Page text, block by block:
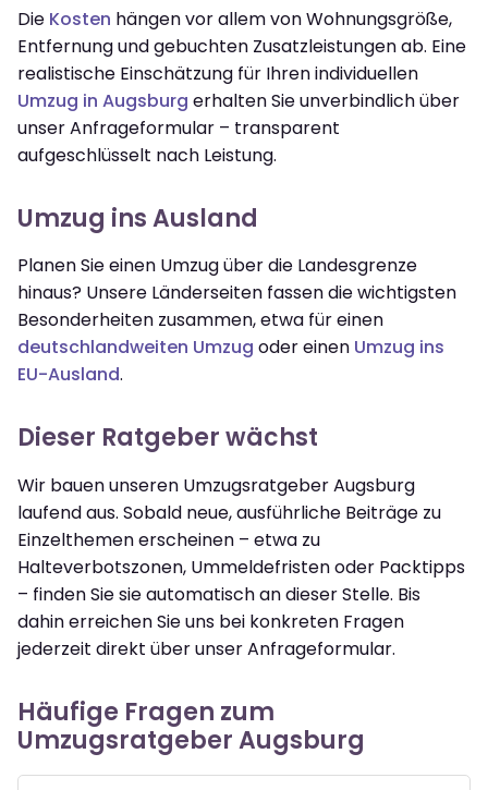
Die Kosten hängen vor allem von Wohnungsgröße,
Entfernung und gebuchten Zusatzleistungen ab. Eine
realistische Einschätzung für Ihren individuellen
Umzug in Augsburg erhalten Sie unverbindlich über
unser Anfrageformular – transparent
aufgeschlüsselt nach Leistung.
Umzug ins Ausland
Planen Sie einen Umzug über die Landesgrenze
hinaus? Unsere Länderseiten fassen die wichtigsten
Besonderheiten zusammen, etwa für einen
deutschlandweiten Umzug oder einen Umzug ins
EU-Ausland.
Dieser Ratgeber wächst
Wir bauen unseren Umzugsratgeber Augsburg
laufend aus. Sobald neue, ausführliche Beiträge zu
Einzelthemen erscheinen – etwa zu
Halteverbotszonen, Ummeldefristen oder Packtipps
– finden Sie sie automatisch an dieser Stelle. Bis
dahin erreichen Sie uns bei konkreten Fragen
jederzeit direkt über unser Anfrageformular.
Häufige Fragen zum
Umzugsratgeber Augsburg